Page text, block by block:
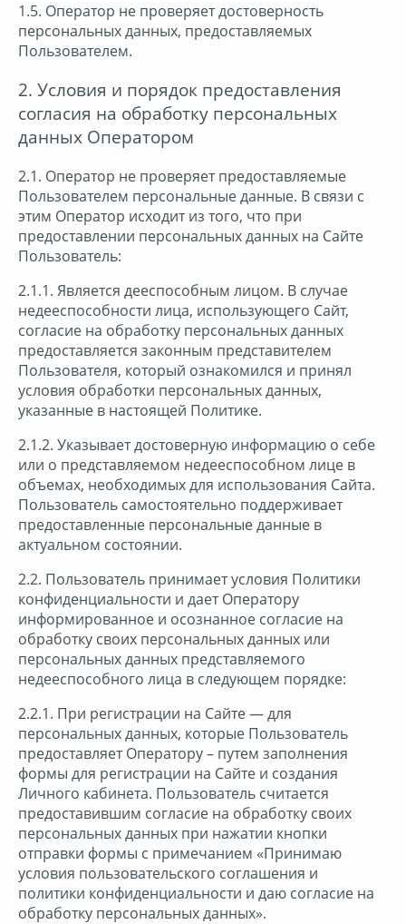
1.5. Оператор не проверяет достоверность
персональных данных, предоставляемых
Пользователем.
2. Условия и порядок предоставления
согласия на обработку персональных
данных Оператором
2.1. Оператор не проверяет предоставляемые
Пользователем персональные данные. В связи с
этим Оператор исходит из того, что при
предоставлении персональных данных на Сайте
Пользователь:
2.1.1. Является дееспособным лицом. В случае
недееспособности лица, использующего Сайт,
согласие на обработку персональных данных
предоставляется законным представителем
Пользователя, который ознакомился и принял
условия обработки персональных данных,
указанные в настоящей Политике.
2.1.2. Указывает достоверную информацию о себе
или о представляемом недееспособном лице в
объемах, необходимых для использования Сайта.
Пользователь самостоятельно поддерживает
предоставленные персональные данные в
актуальном состоянии.
2.2. Пользователь принимает условия Политики
конфиденциальности и дает Оператору
информированное и осознанное согласие на
обработку своих персональных данных или
персональных данных представляемого
недееспособного лица в следующем порядке:
2.2.1. При регистрации на Сайте — для
персональных данных, которые Пользователь
предоставляет Оператору – путем заполнения
формы для регистрации на Сайте и создания
Личного кабинета. Пользователь считается
предоставившим согласие на обработку своих
персональных данных при нажатии кнопки
отправки формы с примечанием «Принимаю
условия пользовательского соглашения и
политики конфиденциальности и даю согласие на
обработку персональных данных».